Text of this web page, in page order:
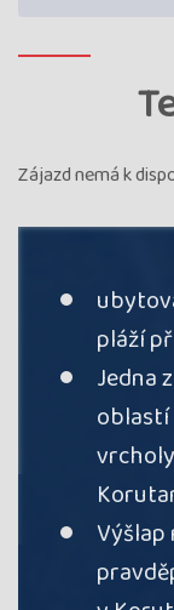
Zájazd nemá k
pláží
Jedna
oblastí
Výšlap